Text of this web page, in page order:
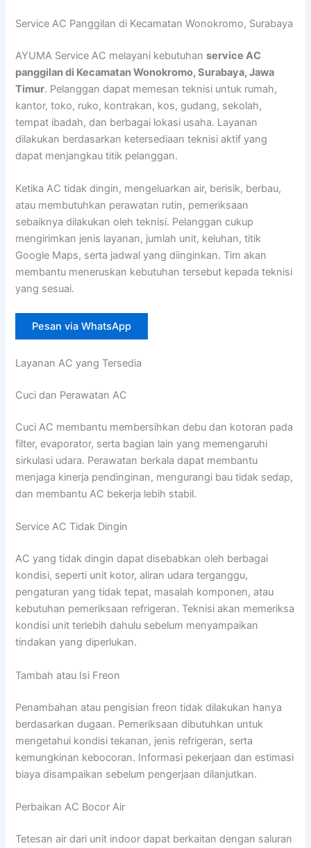
Service AC Panggilan di Kecamatan Wonokromo, Surabaya
AYUMA Service AC melayani kebutuhanservice AC
panggilan di Kecamatan Wonokromo, Surabaya, Jawa
Timur. Pelanggan dapat memesan teknisi untuk rumah,
kantor, toko, ruko, kontrakan, kos, gudang, sekolah,
tempat ibadah, dan berbagai lokasi usaha. Layanan
dilakukan berdasarkan ketersediaan teknisi aktif yang
dapat menjangkau titik pelanggan.
Ketika AC tidak dingin, mengeluarkan air, berisik, berbau,
atau membutuhkan perawatan rutin, pemeriksaan
sebaiknya dilakukan oleh teknisi. Pelanggan cukup
mengirimkan jenis layanan, jumlah unit, keluhan, titik
Google Maps, serta jadwal yang diinginkan. Tim akan
membantu meneruskan kebutuhan tersebut kepada teknisi
yang sesuai.
Pesan via WhatsApp
Layanan AC yang Tersedia
Cuci dan Perawatan AC
Cuci AC membantu membersihkan debu dan kotoran pada
filter, evaporator, serta bagian lain yang memengaruhi
sirkulasi udara. Perawatan berkala dapat membantu
menjaga kinerja pendinginan, mengurangi bau tidak sedap,
dan membantu AC bekerja lebih stabil.
Service AC Tidak Dingin
AC yang tidak dingin dapat disebabkan oleh berbagai
kondisi, seperti unit kotor, aliran udara terganggu,
pengaturan yang tidak tepat, masalah komponen, atau
kebutuhan pemeriksaan refrigeran. Teknisi akan memeriksa
kondisi unit terlebih dahulu sebelum menyampaikan
tindakan yang diperlukan.
Tambah atau Isi Freon
Penambahan atau pengisian freon tidak dilakukan hanya
berdasarkan dugaan. Pemeriksaan dibutuhkan untuk
mengetahui kondisi tekanan, jenis refrigeran, serta
kemungkinan kebocoran. Informasi pekerjaan dan estimasi
biaya disampaikan sebelum pengerjaan dilanjutkan.
Perbaikan AC Bocor Air
Tetesan air dari unit indoor dapat berkaitan dengan saluran